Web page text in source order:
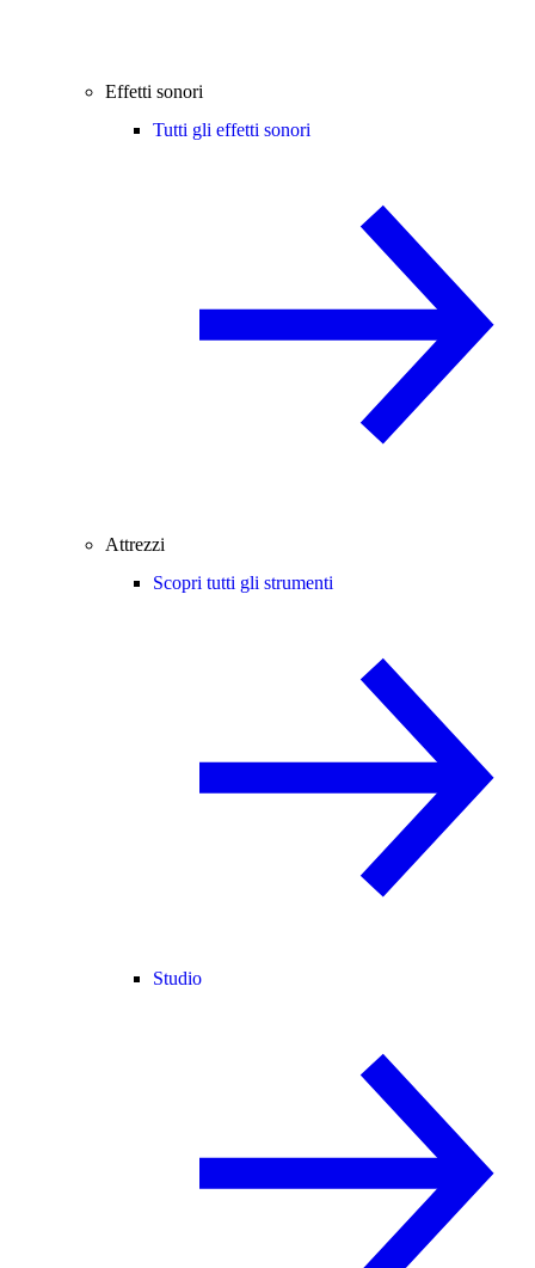
Effetti sonori
Tutti gli effetti sonori
Attrezzi
Scopri tutti gli strumenti
Studio